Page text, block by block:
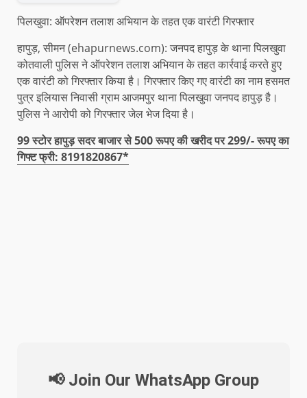
पिलखुवा: ऑपरेशन तलाश अभियान के तहत एक वारंटी गिरफ्तार
हापुड़, सीमन (ehapurnews.com): जनपद हापुड़ के थाना पिलखुवा
कोतवाली पुलिस ने ऑपरेशन तलाश अभियान के तहत कार्रवाई करते हुए
एक वारंटी को गिरफ्तार किया है। गिरफ्तार किए गए वारंटी का नाम हसमत
पुत्र इलियास निवासी ग्राम आजमपुर थाना पिलखुवा जनपद हापुड़ है।
पुलिस ने आरोपी को गिरफ्तार जेल भेज दिया है।
99 स्टोर हापुड़ सदर बाजार से 500 रूपए की खरीद पर 299/- रूपए का
गिफ्ट फ्री: 8191820867*
📢 Join Our WhatsApp Group